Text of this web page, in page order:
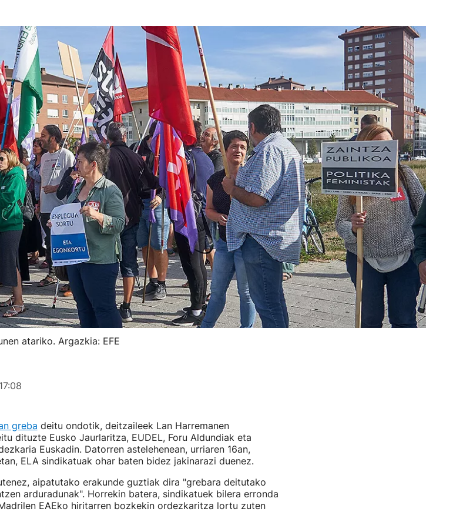
atariko. Argazkia: EFE
greba deitu ondotik, deitzaileek Lan Harremanen
dituzte Eusko Jaurlaritza, EUDEL, Foru Aldundiak eta
Euskadin. Datorren astelehenean, urriaren 16an,
ELA sindikatuak ohar baten bidez jakinarazi duenez.
aipatutako erakunde guztiak dira "grebara deitutako
arduradunak". Horrekin batera, sindikatuek bilera erronda
EAEko hiritarren bozkekin ordezkaritza lortu zuten